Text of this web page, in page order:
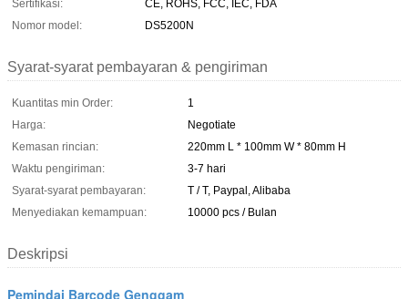
Sertifikasi:
CE, ROHS, FCC, IEC, FDA
Nomor model:
DS5200N
Syarat-syarat pembayaran & pengiriman
Kuantitas min Order:
1
Harga:
Negotiate
Kemasan rincian:
220mm L * 100mm W * 80mm H
Waktu pengiriman:
3-7 hari
Syarat-syarat pembayaran:
T / T, Paypal, Alibaba
Menyediakan kemampuan:
10000 pcs / Bulan
Deskripsi
Pemindai Barcode Genggam